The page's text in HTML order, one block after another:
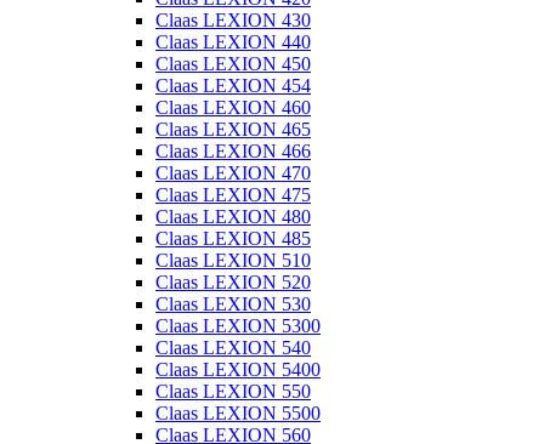
Claas LEXION 430
Claas LEXION 440
Claas LEXION 450
Claas LEXION 454
Claas LEXION 460
Claas LEXION 465
Claas LEXION 466
Claas LEXION 470
Claas LEXION 475
Claas LEXION 480
Claas LEXION 485
Claas LEXION 510
Claas LEXION 520
Claas LEXION 530
Claas LEXION 5300
Claas LEXION 540
Claas LEXION 5400
Claas LEXION 550
Claas LEXION 5500
Claas LEXION 560